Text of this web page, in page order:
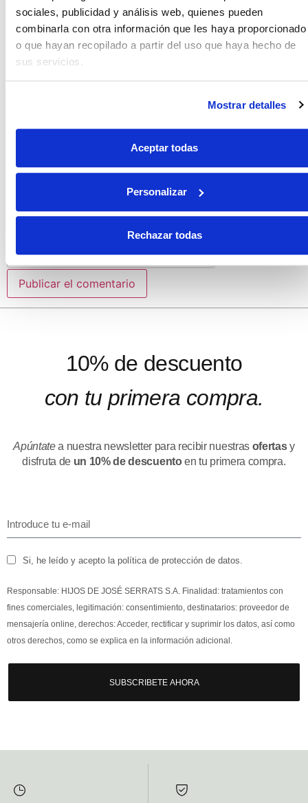
sociales, publicidad y análisis web, quienes pueden
combinarla con otra información que les haya proporcionado
o que hayan recopilado a partir del uso que haya hecho de
sus servicios.
Mostrar detalles
Aceptar todas
Personalizar
Rechazar todas
Nombre*
Correo electrónico
Guarda mi nombre, correo electrónico y web en este
navegador para la próxima vez que comente.
10% de descuento
con tu primera compra.
Apúntatea nuestra newsletter para recibir nuestras ofertasy
disfruta de un 10% de descuentoen tu primera compra.
Si, he leído y acepto la política de protección de datos.
Responsable: HIJOS DE JOSÉ SERRATS S.A. Finalidad: tratamientos con
fines comerciales, legitimación: consentimiento, destinatarios: proveedor de
mensajería online, derechos: Acceder, rectificar y suprimir los datos, así como
otros derechos, como se explica en la información adicional.
SUBSCRIBETE AHORA